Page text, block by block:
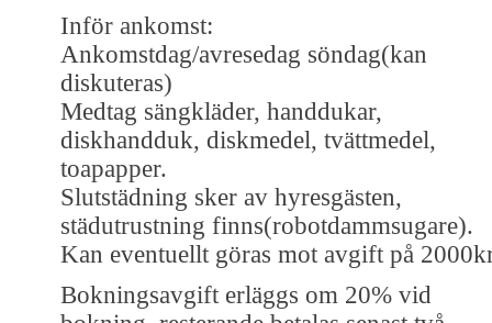
Inför ankomst:
Ankomstdag/avresedag söndag(kan
diskuteras)
Medtag sängkläder, handdukar,
diskhandduk, diskmedel, tvättmedel,
toapapper.
Slutstädning sker av hyresgästen,
städutrustning finns(robotdammsugare).
Kan eventuellt göras mot avgift på
Bokningsavgift erläggs om 20% vid